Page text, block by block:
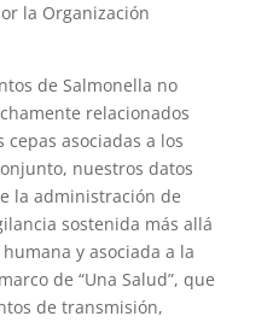
la Organización
de Salmonella no
relacionados
asociadas a los
nuestros datos
la administración de
sostenida más allá
y asociada a la
de “Una Salud”, que
de transmisión,